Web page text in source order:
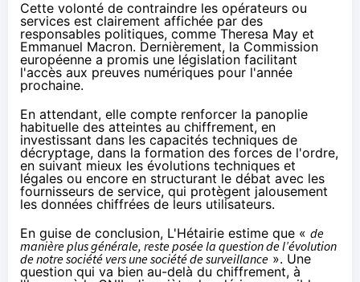
Cette volonté de contraindre les opérateurs ou
services est clairement affichée par des
responsables politiques, comme Theresa May et
Emmanuel Macron. Dernièrement, la Commission
européenne a promis une législation facilitant
l'accès aux preuves numériques pour l'année
prochaine.
En attendant, elle compte renforcer la panoplie
habituelle des atteintes au chiffrement, en
investissant dans les capacités techniques de
décryptage, dans la formation des forces de l'ordre,
en suivant mieux les évolutions techniques et
légales ou encore en structurant le débat avec les
fournisseurs de service, qui protègent jalousement
les données chiffrées de leurs utilisateurs.
En guise de conclusion, L'Hétairie estime que « de
manière plus générale, reste posée la question de l’évolution
de notre société vers une société de surveillance ». Une
question qui va bien au-delà du chiffrement, à